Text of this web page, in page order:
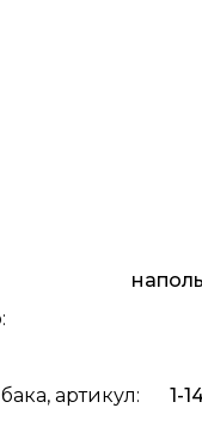
:
артикул: 1-